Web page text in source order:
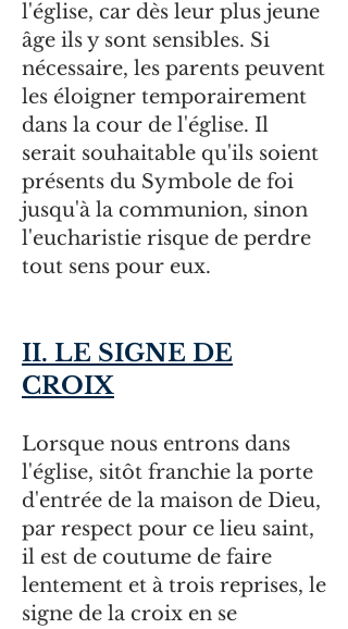
l'église, car dès leur plus jeune
âge ils y sont sensibles. Si
nécessaire, les parents peuvent
les éloigner temporairement
dans la cour de l'église. Il
serait souhaitable qu'ils soient
présents du Symbole de foi
jusqu'à la communion, sinon
l'eucharistie risque de perdre
tout sens pour eux.
II. LE SIGNE DE
CROIX
Lorsque nous entrons dans
l'église, sitôt franchie la porte
d'entrée de la maison de Dieu,
par respect pour ce lieu saint,
il est de coutume de faire
lentement et à trois reprises, le
signe de la croix en se